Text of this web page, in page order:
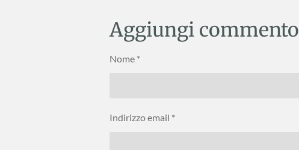
i
d
i
v
Aggiungi commento
Nome *
Indirizzo email *